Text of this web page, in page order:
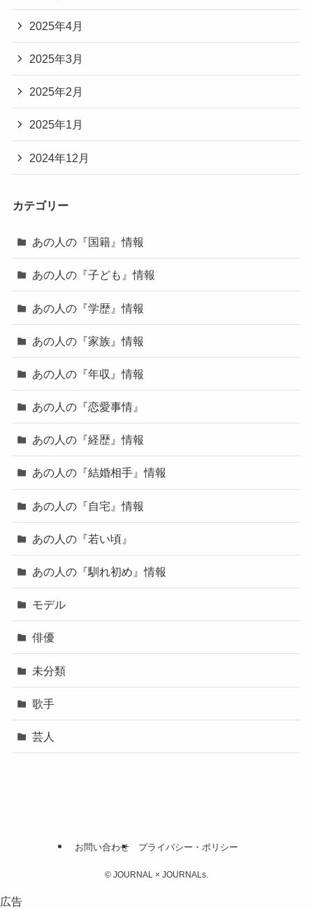
2025年4月
2025年3月
2025年2月
2025年1月
2024年12月
カテゴリー
あの人の『国籍』情報
あの人の『子ども』情報
あの人の『学歴』情報
あの人の『家族』情報
あの人の『年収』情報
あの人の『恋愛事情』
あの人の『経歴』情報
あの人の『結婚相手』情報
あの人の『自宅』情報
あの人の『若い頃』
あの人の『馴れ初め』情報
モデル
俳優
未分類
歌手
芸人
お問い合わせ プライバシー・ポリシー
© JOURNAL × JOURNALs.
広告